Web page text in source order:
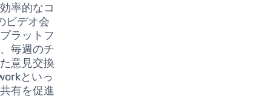
率的なコ
ビデオ会
ラットフ
毎週のチ
意見交換
といっ
有を促進